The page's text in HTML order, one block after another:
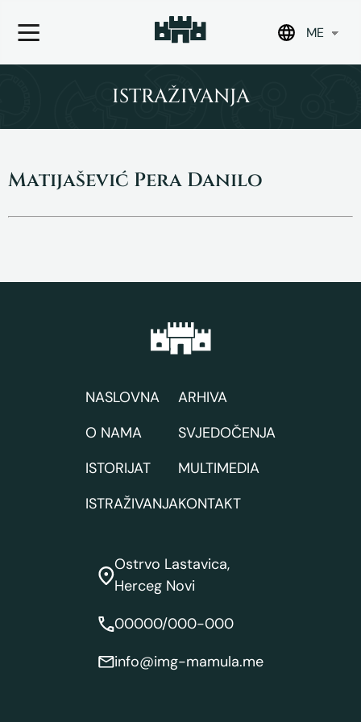
ME
ISTRAŽIVANJA
Matijašević Pera Danilo
NASLOVNA
O NAMA
ISTORIJAT
ISTRAŽIVANJA
ARHIVA
SVJEDOČENJA
MULTIMEDIA
KONTAKT
Ostrvo Lastavica,
Herceg Novi
00000/000-000
info@img-mamula.me